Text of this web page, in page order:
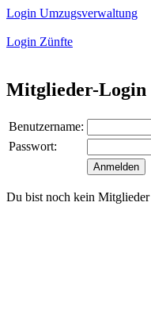
Login Umzugsverwaltung
Login Zünfte
Mitglieder-Login
Benutzername:
Passwort:
Du bist noch kein